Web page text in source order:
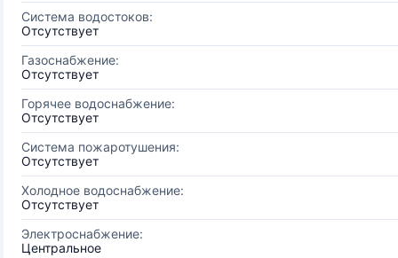
Система водостоков:
Отсутствует
Газоснабжение:
Отсутствует
Горячее водоснабжение:
Отсутствует
Система пожаротушения:
Отсутствует
Холодное водоснабжение:
Отсутствует
Электроснабжение:
Центральное